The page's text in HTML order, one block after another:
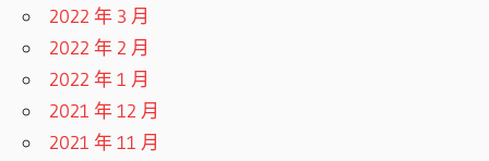
2022 年 3 月
2022 年 2 月
2022 年 1 月
2021 年 12 月
2021 年 11 月